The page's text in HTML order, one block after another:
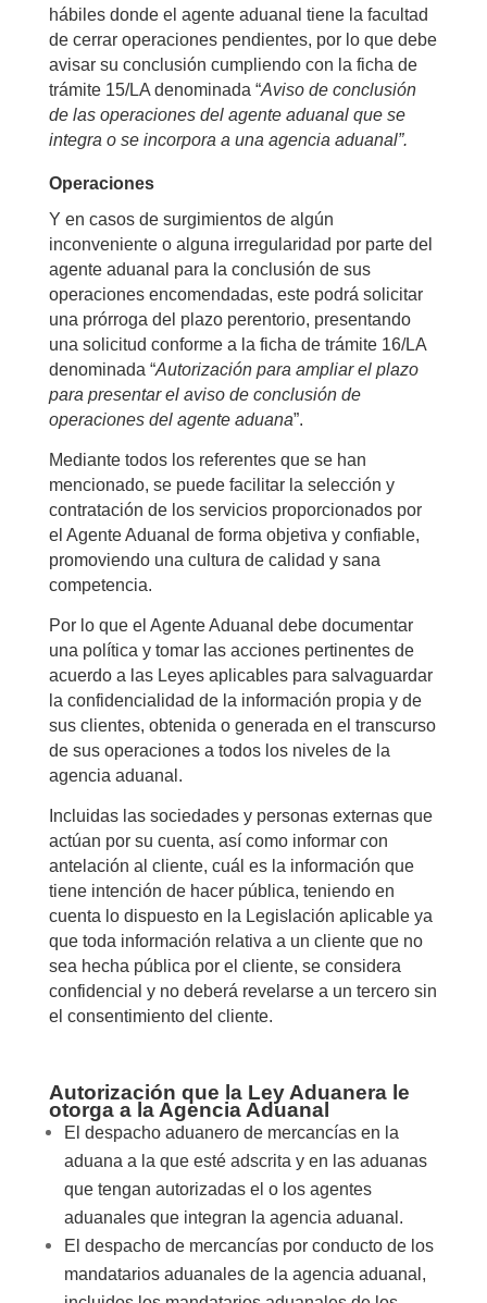
hábiles donde el agente aduanal tiene la facultad
de cerrar operaciones pendientes, por lo que debe
avisar su conclusión cumpliendo con la ficha de
trámite 15/LA denominada “Aviso de conclusión
de las operaciones del agente aduanal que se
integra o se incorpora a una agencia aduanal”.
Operaciones
Y en casos de surgimientos de algún
inconveniente o alguna irregularidad por parte del
agente aduanal para la conclusión de sus
operaciones encomendadas, este podrá solicitar
una prórroga del plazo perentorio, presentando
una solicitud conforme a la ficha de trámite 16/LA
denominada “Autorización para ampliar el plazo
para presentar el aviso de conclusión de
operaciones del agente aduana”.
Mediante todos los referentes que se han
mencionado, se puede facilitar la selección y
contratación de los servicios proporcionados por
el Agente Aduanal de forma objetiva y confiable,
promoviendo una cultura de calidad y sana
competencia.
Por lo que el Agente Aduanal debe documentar
una política y tomar las acciones pertinentes de
acuerdo a las Leyes aplicables para salvaguardar
la confidencialidad de la información propia y de
sus clientes, obtenida o generada en el transcurso
de sus operaciones a todos los niveles de la
agencia aduanal.
Incluidas las sociedades y personas externas que
actúan por su cuenta, así como informar con
antelación al cliente, cuál es la información que
tiene intención de hacer pública, teniendo en
cuenta lo dispuesto en la Legislación aplicable ya
que toda información relativa a un cliente que no
sea hecha pública por el cliente, se considera
confidencial y no deberá revelarse a un tercero sin
el consentimiento del cliente.
Autorización que la Ley Aduanera le
otorga a la Agencia Aduanal
El despacho aduanero de mercancías en la
aduana a la que esté adscrita y en las aduanas
que tengan autorizadas el o los agentes
aduanales que integran la agencia aduanal.
El despacho de mercancías por conducto de los
mandatarios aduanales de la agencia aduanal,